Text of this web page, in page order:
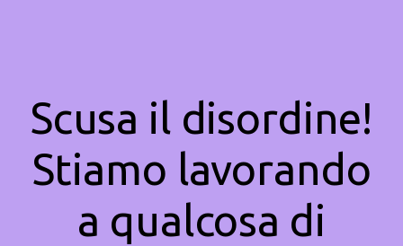
Scusa il disordine!
Stiamo lavorando
a qualcosa di